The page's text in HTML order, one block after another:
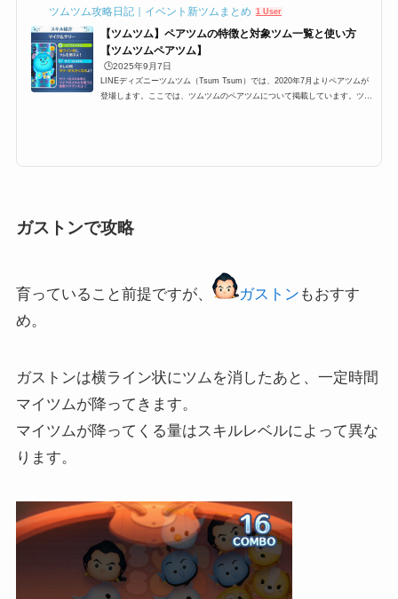
ツムツム攻略日記｜イベント新ツムまとめ 1 User
【ツムツム】ペアツムの特徴と対象ツム一覧と使い方
【ツムツムペアツム】
🕒️2025年9月7日
LINEディズニーツムツム（Tsum Tsum）では、2020年7月よりペアツムが
登場します。ここでは、ツムツムのペアツムについて掲載しています。ツム
ガストンで攻略
育っていること前提ですが、 ガストン もおすす
め。
ガストンは横ライン状にツムを消したあと、一定時間
マイツムが降ってきます。
マイツムが降ってくる量はスキルレベルによって異な
ります。